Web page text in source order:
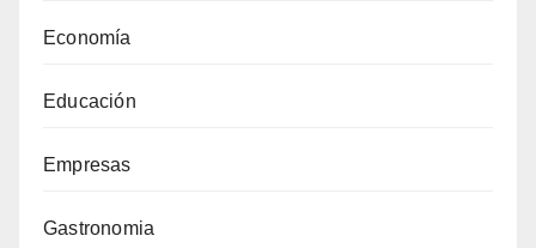
Economía
Educación
Empresas
Gastronomia